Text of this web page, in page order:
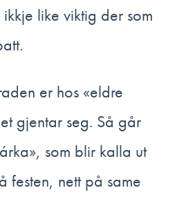
like viktig der som
er hos «eldre
gjentar seg. Så går
som blir kalla ut
festen, nett på same